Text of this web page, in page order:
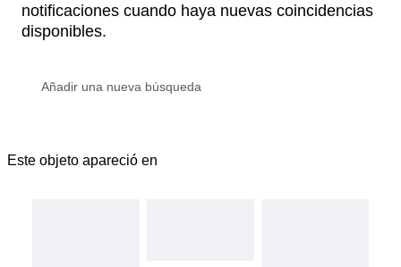
notificaciones cuando haya nuevas coincidencias
disponibles.
Este objeto apareció en